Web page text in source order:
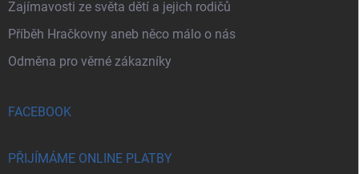
Zajímavosti ze světa dětí a jejich rodičů
Příběh Hračkovny aneb něco málo o nás
Odměna pro věrné zákazníky
FACEBOOK
PŘIJÍMÁME ONLINE PLATBY